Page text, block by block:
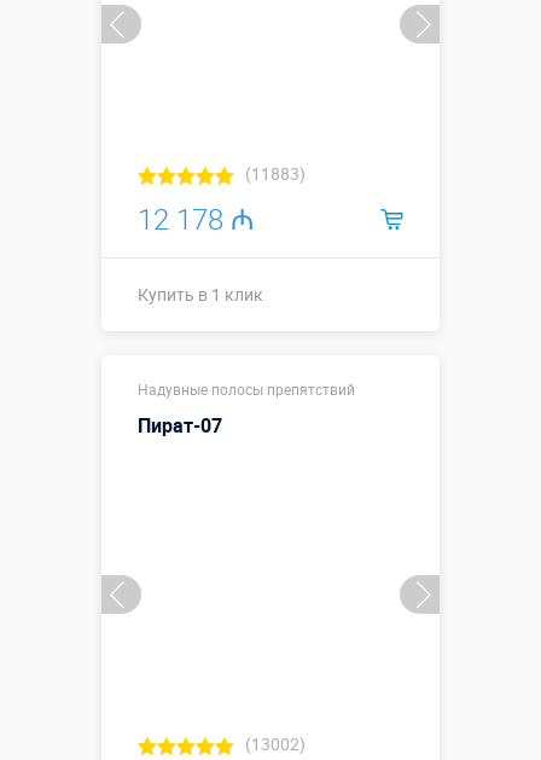
(11883)
12 178 ₼
Купить в 1 клик
Больше деталей →
Смотреть видео
Надувные полосы препятствий
Пират-07
(13002)